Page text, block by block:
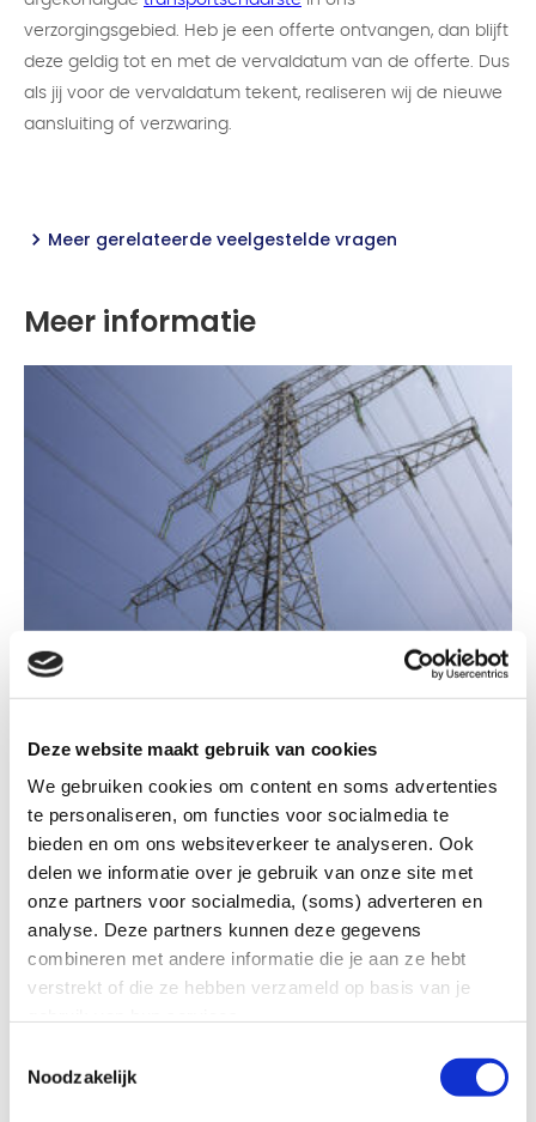
Deze website maakt gebruik van cookies
We gebruiken cookies om content en soms advertenties
te personaliseren, om functies voor socialmedia te
bieden en om ons websiteverkeer te analyseren. Ook
delen we informatie over je gebruik van onze site met
onze partners voor socialmedia, (soms) adverteren en
analyse. Deze partners kunnen deze gegevens
combineren met andere informatie die je aan ze hebt
verstrekt of die ze hebben verzameld op basis van je
Noodzakelijk
verzorgingsgebied. Heb je een offerte ontvangen, dan blijft
deze geldig tot en met de vervaldatum van de offerte. Dus
als jij voor de vervaldatum tekent, realiseren wij de nieuwe
aansluiting of verzwaring.
Meer gerelateerde veelgestelde vragen
Meer informatie
Congestie
Elektriciteitsnet Overijssel bereikt overal maximale
Thuis & Zakelijk | 20 december 2023
Lees meer